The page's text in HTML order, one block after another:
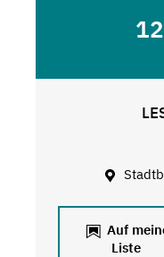
Auf
Liste